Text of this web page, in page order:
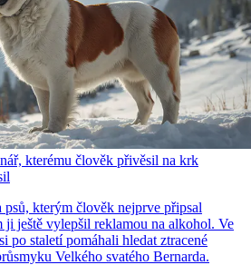
kterému člověk přivěsil na krk
psů, kterým člověk nejprve připsal
ji ještě vylepšil reklamou na alkohol. Ve
po staletí pomáhali hledat ztracené
Velkého svatého Bernarda.